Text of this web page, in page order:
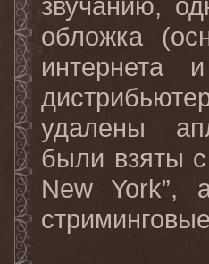
обложка
удалены
были взяты с
New York”,